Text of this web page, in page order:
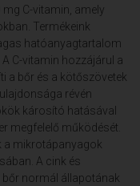
C-vitamin, amely
Termékeink
hatóanyagtartalom
C-vitamin hozzájárul a
a bőr és a kötőszövetek
révén
károsító hatásával
megfelelő működését.
a mikrotápanyagok
A cink és
bőr normál állapotának